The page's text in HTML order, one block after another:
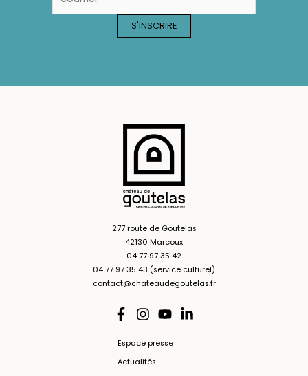
277 route de Goutelas
42130 Marcoux
04 77 97 35 42
04 77 97 35 43 (service culturel)
contact@chateaudegoutelas.fr
Espace presse
Actualités